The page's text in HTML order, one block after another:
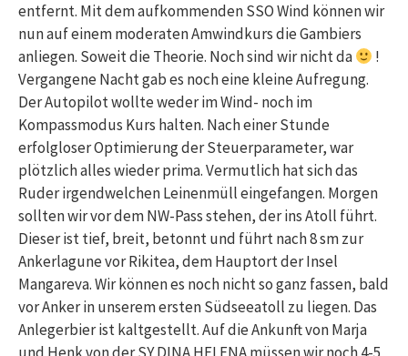
entfernt. Mit dem aufkommenden SSO Wind können wir
nun auf einem moderaten Amwindkurs die Gambiers
anliegen. Soweit die Theorie. Noch sind wir nicht da
!
Vergangene Nacht gab es noch eine kleine Aufregung.
Der Autopilot wollte weder im Wind- noch im
Kompassmodus Kurs halten. Nach einer Stunde
erfolgloser Optimierung der Steuerparameter, war
plötzlich alles wieder prima. Vermutlich hat sich das
Ruder irgendwelchen Leinenmüll eingefangen. Morgen
sollten wir vor dem NW-Pass stehen, der ins Atoll führt.
Dieser ist tief, breit, betonnt und führt nach 8 sm zur
Ankerlagune vor Rikitea, dem Hauptort der Insel
Mangareva. Wir können es noch nicht so ganz fassen, bald
vor Anker in unserem ersten Südseeatoll zu liegen. Das
Anlegerbier ist kaltgestellt. Auf die Ankunft von Marja